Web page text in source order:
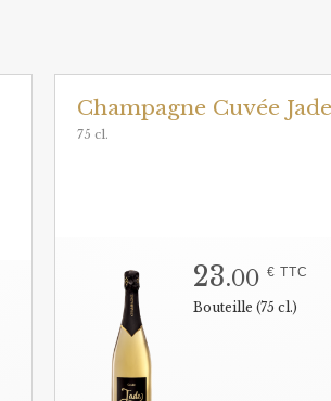
Champagne Cuvée Jade
75 cl.
23.00 € TTC
Bouteille (75 cl.)